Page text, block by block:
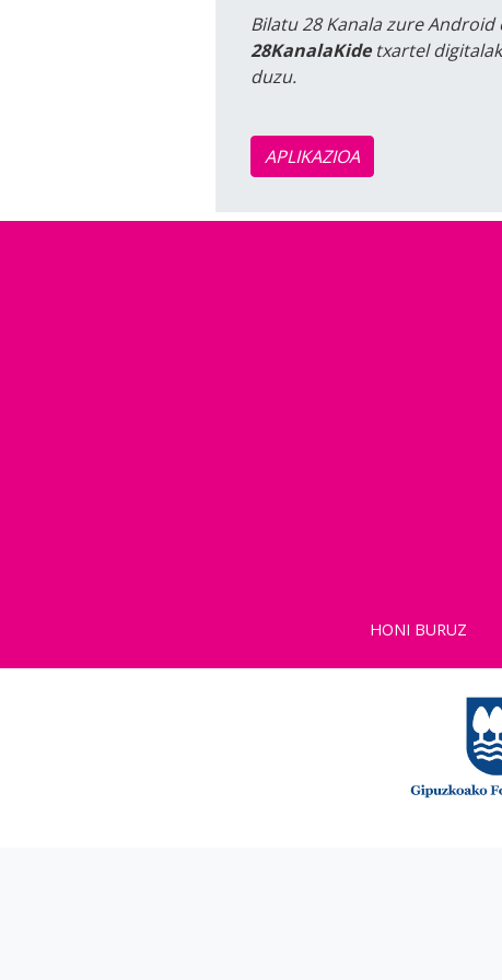
Bilatu 28 Kanala zure
28KanalaKidetxartel
duzu.
APLIKAZIOA
HONI BURUZ